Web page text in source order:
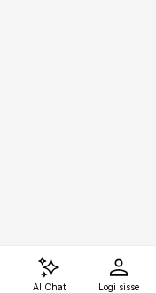
AI Chat Logi sisse